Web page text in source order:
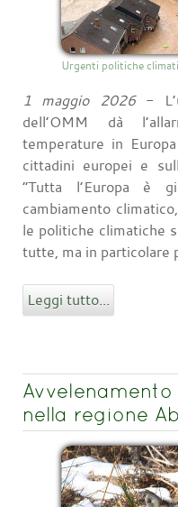
Urgenti politiche
1 maggio 2026-
dell’OMM dà
temperature in
cittadini europei e
“Tutta l’Europa è
cambiamento
le politiche climatiche
tutte, ma in particolare
Leggi tutto...
nella regione